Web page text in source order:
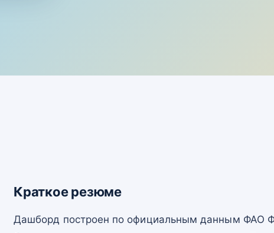
Краткое резюме
Дашборд построен по официальным данным ФАО